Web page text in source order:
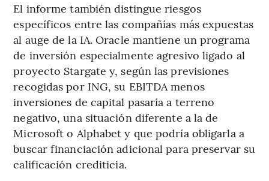
El informe también distingue riesgos
específicos entre las compañías más expuestas
al auge de la IA. Oracle mantiene un programa
de inversión especialmente agresivo ligado al
proyecto Stargate y, según las previsiones
recogidas por ING, su EBITDA menos
inversiones de capital pasaría a terreno
negativo, una situación diferente a la de
Microsoft o Alphabet y que podría obligarla a
buscar financiación adicional para preservar su
calificación crediticia.